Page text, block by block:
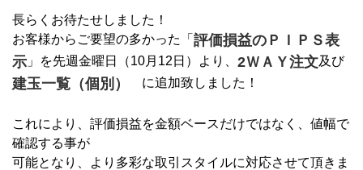
長らくお待たせしました！
お客様からご要望の多かった「 評価損益のＰＩＰＳ表
示 」を先週金曜日（10月12日）より、 2ＷＡＹ注文及び
建玉一覧（個別） に追加致しました！
これにより、評価損益を金額ベースだけではなく、値幅で
確認する事が
可能となり、より多彩な取引スタイルに対応させて頂きま